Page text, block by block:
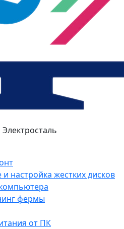
настройка жестких дисков
фермы
от ПК